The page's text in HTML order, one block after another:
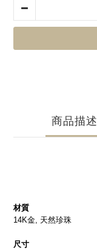
商品描述
材質
14K金, 天然珍珠
尺寸